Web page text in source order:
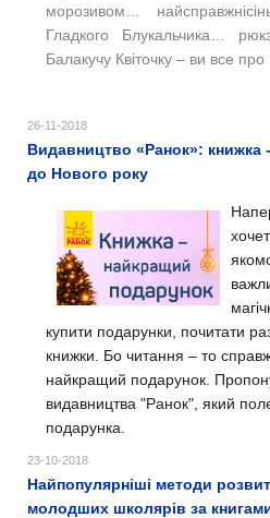
морозивом…
Гладкого Блукальчика…
Балакучу Квіточку – ви все про
26-11-2018
Видавництво «Ранок»: книжка
до Нового року
купити подарунки, почитати
книжки. Бо читання – то
найкращий подарунок.
видавництва "Ранок", який
подарунка.
23-10-2018
Найпопулярніші методи
молодших школярів за